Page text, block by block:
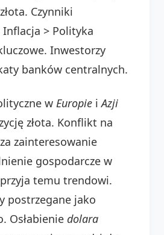
Czynniki
> Polityka
Inwestorzy
banków centralnych.
w Europie iAzji
złota. Konflikt na
zainteresowanie
gospodarcze w
temu trendowi.
postrzegane jako
Osłabienie dolara